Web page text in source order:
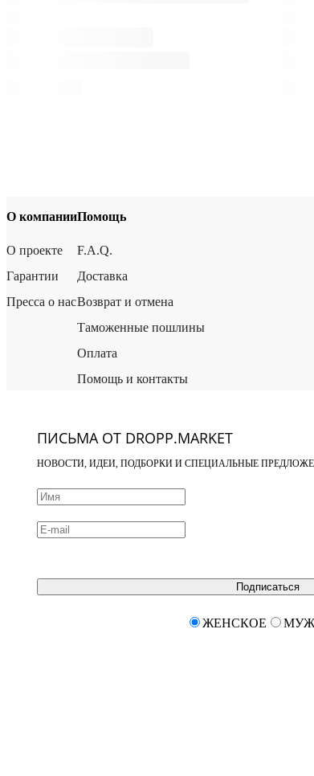
О компании
О проекте
Гарантии
Пресса о нас
Помощь
F.A.Q.
Доставка
Возврат и отмена
Таможенные пошлины
Оплата
Помощь и контакты
ПИСЬМА ОТ DROPP.MARKET
НОВОСТИ, ИДЕИ, ПОДБОРКИ И СПЕЦИАЛЬНЫЕ
Подписаться
ЖЕНСКОЕ